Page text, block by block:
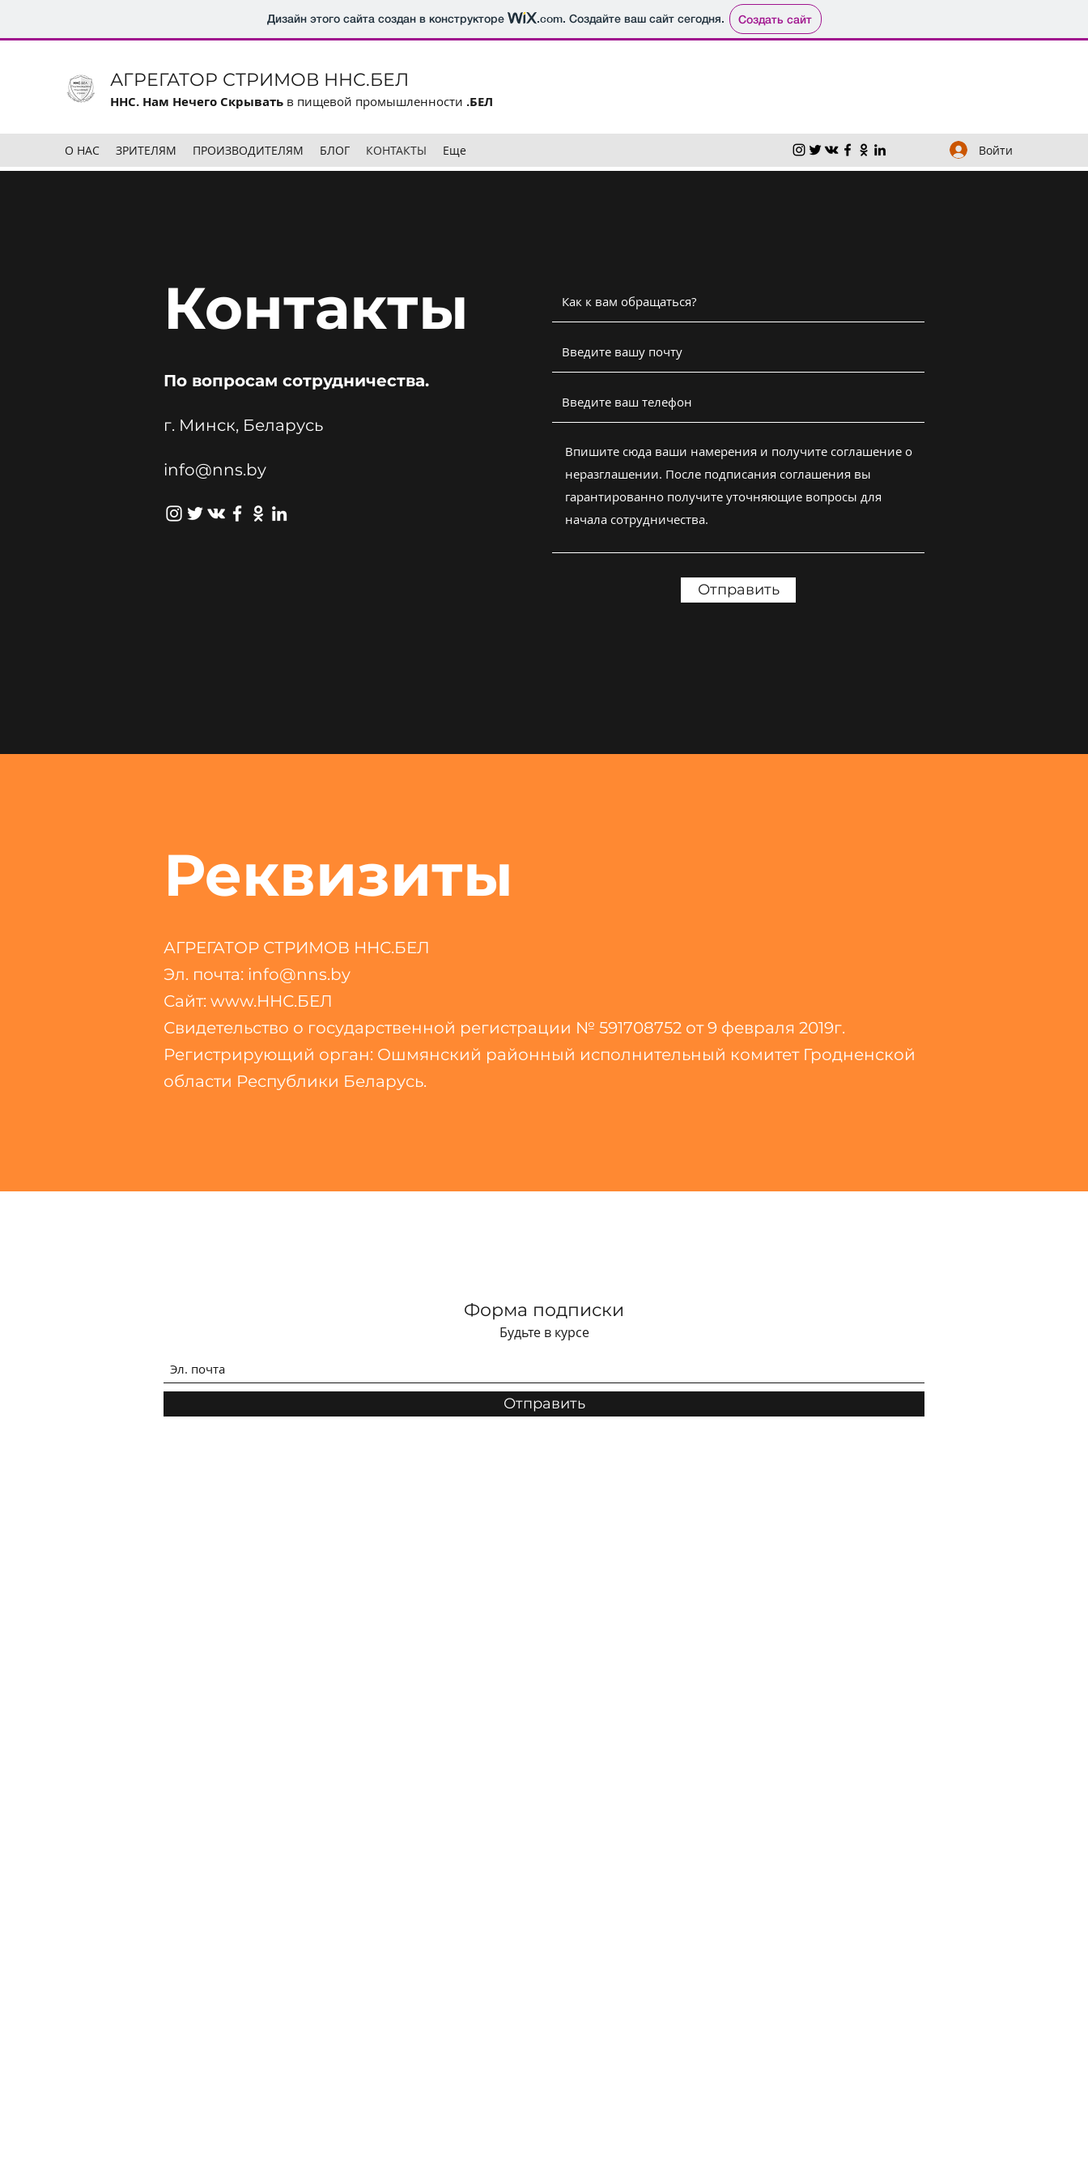
Дизайн этого сайта создан в конструкторе .com. Создайте ваш сайт сегодня. Создать сайт
АГРЕГАТОР СТРИМОВ ННС.БЕЛ
ННС. Нам Нечего Скрывать в пищевой промышленности .БЕЛ
О НАС ЗРИТЕЛЯМ ПРОИЗВОДИТЕЛЯМ БЛОГ КОНТАКТЫ Еще Войти
Контакты
По вопросам сотрудничества.
г. Минск, Беларусь
info@nns.by
Отправить
Реквизиты
АГРЕГАТОР СТРИМОВ ННС.БЕЛ
Эл. почта: info@nns.by
Сайт: www.ННС.БЕЛ
Свидетельство о государственной регистрации № 591708752 от 9 февраля 2019г.
Регистрирующий орган: Ошмянский районный исполнительный комитет Гродненской
области Республики Беларусь.
Форма подписки
Будьте в курсе
Отправить